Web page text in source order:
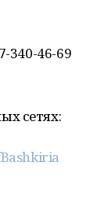
340-46-69
сетях: